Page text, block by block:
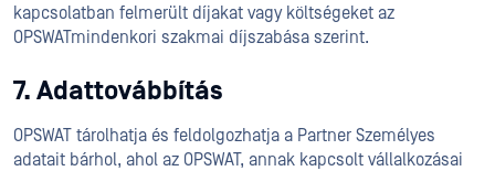
kapcsolatban felmerült díjakat vagy költségeket az
OPSWATmindenkori szakmai díjszabása szerint.
7. Adattovábbítás
OPSWAT tárolhatja és feldolgozhatja a Partner Személyes
adatait bárhol, ahol az OPSWAT, annak kapcsolt vállalkozásai